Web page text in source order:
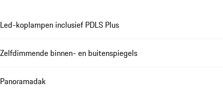
Led-koplampen inclusief PDLS Plus
Zelfdimmende binnen- en buitenspiegels
Panoramadak